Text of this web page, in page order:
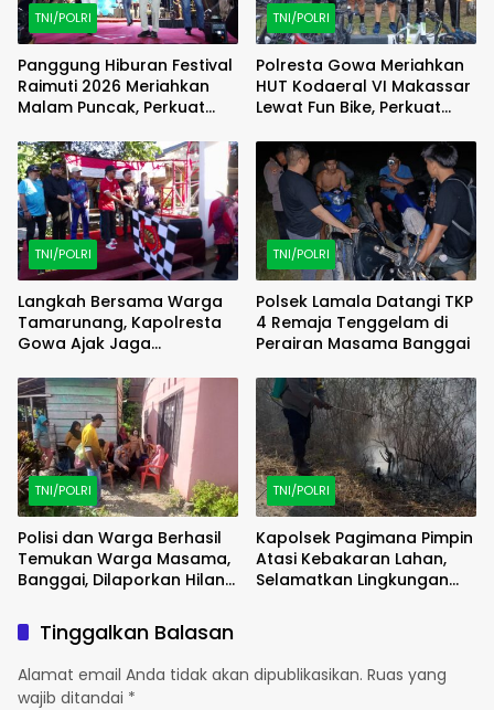
TNI/POLRI
Panggung Hiburan Festival
Raimuti 2026 Meriahkan
Malam Puncak, Perkuat
Rakyat
TNI/POLRI
Polresta Gowa Meriahkan
HUT Kodaeral VI Makassar
Lewat Fun Bike, Perkuat
TNI/POLRI
Langkah Bersama Warga
Tamarunang, Kapolresta
Gowa Ajak Jaga
ke-81
TNI/POLRI
Polsek Lamala Datangi TKP
4 Remaja Tenggelam di
Perairan Masama Banggai
TNI/POLRI
Polisi dan Warga Berhasil
Temukan Warga Masama,
Banggai, Dilaporkan Hilang
TNI/POLRI
Kapolsek Pagimana Pimpin
Atasi Kebakaran Lahan,
Selamatkan Lingkungan
Tinggalkan Balasan
Alamat email Anda tidak akan dipublikasikan. Ruas yang
wajib ditandai *